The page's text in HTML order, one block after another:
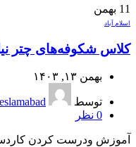
11 بهمن
اسلام آباد
کلاس شکوفه‌های چتر
بهمن ۱۳, ۱۴۰۳
توسط
eslamabad
0 نظر
آموزش ودرست کردن